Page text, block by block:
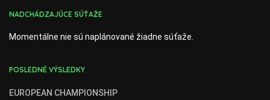
NADCHÁDZAJÚCE SÚŤAŽE
Momentálne nie sú naplánované žiadne súťaže.
POSLEDNÉ VÝSLEDKY
EUROPEAN CHAMPIONSHIP